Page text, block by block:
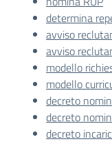
determina
avviso
avviso
modello
modello
decreto
decreto
decreto